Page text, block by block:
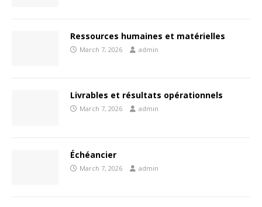
Ressources humaines et matérielles
March 7, 2026 admin
Livrables et résultats opérationnels
March 7, 2026 admin
Échéancier
March 7, 2026 admin